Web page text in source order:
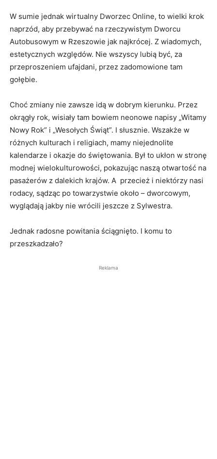
W sumie jednak wirtualny Dworzec Online, to wielki krok
naprzód, aby przebywać na rzeczywistym Dworcu
Autobusowym w Rzeszowie jak najkrócej. Z wiadomych,
estetycznych względów. Nie wszyscy lubią być, za
przeproszeniem ufajdani, przez zadomowione tam
gołębie.
Choć zmiany nie zawsze idą w dobrym kierunku. Przez
okrągły rok, wisiały tam bowiem neonowe napisy „Witamy
Nowy Rok” i „Wesołych Świąt”. I słusznie. Wszakże w
różnych kulturach i religiach, mamy niejednolite
kalendarze i okazje do świętowania. Był to ukłon w stronę
modnej wielokulturowości, pokazując naszą otwartość na
pasażerów z dalekich krajów. A przecież i niektórzy nasi
rodacy, sądząc po towarzystwie około – dworcowym,
wyglądają jakby nie wrócili jeszcze z Sylwestra.
Jednak radosne powitania ściągnięto. I komu to
przeszkadzało?
Reklama